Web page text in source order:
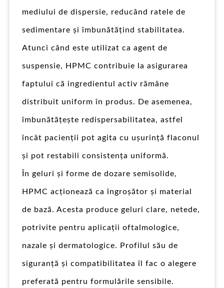
mediului de dispersie, reducând ratele de
sedimentare și îmbunătățind stabilitatea.
Atunci când este utilizat ca agent de
suspensie, HPMC contribuie la asigurarea
faptului că ingredientul activ rămâne
distribuit uniform în produs. De asemenea,
îmbunătățește redispersabilitatea, astfel
încât pacienții pot agita cu ușurință flaconul
și pot restabili consistența uniformă.
În geluri și forme de dozare semisolide,
HPMC acționează ca îngroșător și material
de bază. Acesta produce geluri clare, netede,
potrivite pentru aplicații oftalmologice,
nazale și dermatologice. Profilul său de
siguranță și compatibilitatea îl fac o alegere
preferată pentru formulările sensibile.